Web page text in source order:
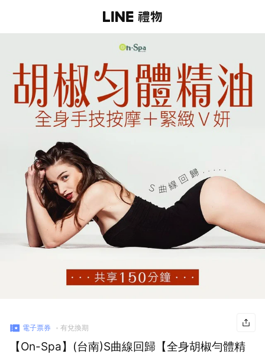
電子票券 有兌換期
【On-Spa】(台南)S曲線回歸【全身胡椒勻體精